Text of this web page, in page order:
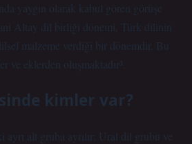
yaygın olarak kabul gören görüşe
Altay dil birliği dönemi, Türk dilinin
malzeme verdiği bir dönemdir. Bu
ve eklerden oluşmaktadır³.
kimler var?
alt gruba ayrılır: Ural dil grubu ve